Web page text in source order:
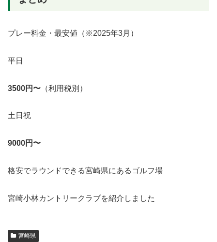
プレー料金・最安値（※2025年3月）
平日
3500円〜 （利用税別）
土日祝
9000円〜
格安でラウンドできる宮崎県にあるゴルフ場
宮崎小林カントリークラブを紹介しました
宮崎県